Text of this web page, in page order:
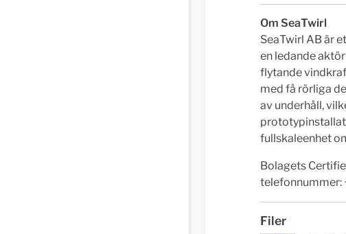
Om SeaTwirl
SeaTwirl AB är
en ledande
flytande
med få rörliga
av underhåll,
fullskaleenhet
Bolagets
telefonnummer:
Filer